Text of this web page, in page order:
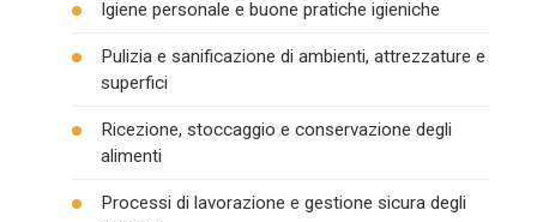
Igiene personale e buone pratiche igieniche
Pulizia e sanificazione di ambienti, attrezzature e
superfici
Ricezione, stoccaggio e conservazione degli
alimenti
Processi di lavorazione e gestione sicura degli